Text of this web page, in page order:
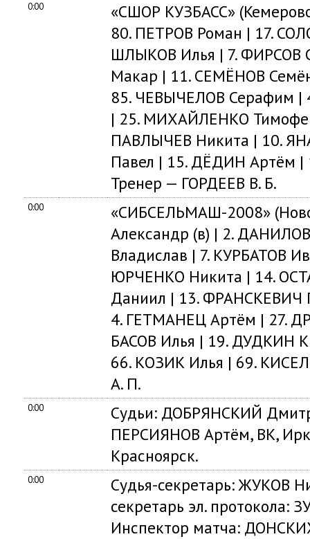
0:00
«СШОР КУЗБАСС»
80. ПЕТРОВ Роман | 17.
ШЛЫКОВ Илья | 7. ФИРСОВ
Макар | 11. СЕМЁНОВ
85. ЧЕВЫЧЕЛОВ Серафим
| 25. МИХАЙЛЕНКО
ПАВЛЫЧЕВ Никита | 10.
Павел | 15. ДЁДИН Артём
Тренер — ГОРДЕЕВ В. Б.
0:00
«СИБСЕЛЬМАШ-2008»
Александр (в) | 2.
Владислав | 7. КУРБАТОВ
ЮРЧЕНКО Никита | 14.
Даниил | 13. ФРАНСКЕВИЧ
4. ГЕТМАНЕЦ Артём | 27.
БАСОВ Илья | 19. ДУДКИН
66. КОЗИК Илья | 69.
А. П.
0:00
Судьи: ДОБРЯНСКИЙ
ПЕРСИЯНОВ Артём, ВК,
Красноярск.
0:00
Судья-секретарь: ЖУКОВ
секретарь эл. протокола:
Инспектор матча: